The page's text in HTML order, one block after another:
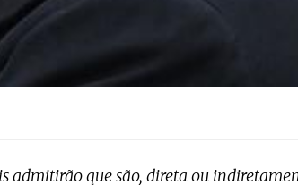
admitirão que são, direta ou